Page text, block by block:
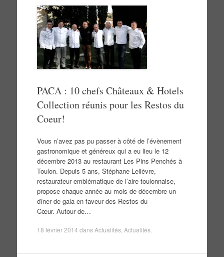
PACA : 10 chefs Châteaux & Hotels
Collection réunis pour les Restos du
Coeur!
Vous n’avez pas pu passer à côté de l’évènement
gastronomique et généreux qui a eu lieu le 12
décembre 2013 au restaurant Les Pins Penchés à
Toulon. Depuis 5 ans, Stéphane Lelièvre,
restaurateur emblématique de l’aire toulonnaise,
propose chaque année au mois de décembre un
dîner de gala en faveur des Restos du
Cœur. Autour de…
18 février 2014 dansActualités, Actualités.